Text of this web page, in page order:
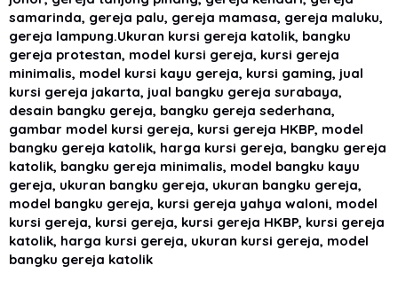
samarinda, gereja palu, gereja mamasa, gereja maluku,
gereja lampung.Ukuran kursi gereja katolik, bangku
gereja protestan, model kursi gereja, kursi gereja
minimalis, model kursi kayu gereja, kursi gaming, jual
kursi gereja jakarta, jual bangku gereja surabaya,
desain bangku gereja, bangku gereja sederhana,
gambar model kursi gereja, kursi gereja HKBP, model
bangku gereja katolik, harga kursi gereja, bangku gereja
katolik, bangku gereja minimalis, model bangku kayu
gereja, ukuran bangku gereja, ukuran bangku gereja,
model bangku gereja, kursi gereja yahya waloni, model
kursi gereja, kursi gereja, kursi gereja HKBP, kursi gereja
katolik, harga kursi gereja, ukuran kursi gereja, model
bangku gereja katolik